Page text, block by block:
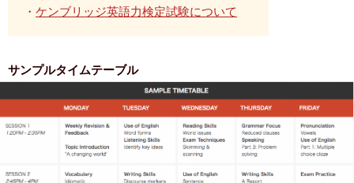
・ ケンブリッジ英語力検定試験について
サンプルタイムテーブル